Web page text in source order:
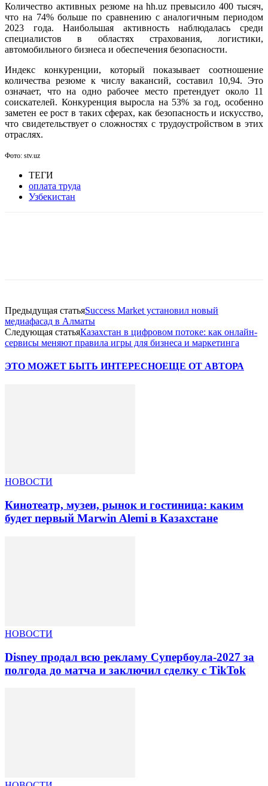
Количество активных резюме на hh.uz превысило 400 тысяч,
что на 74% больше по сравнению с аналогичным периодом
2023 года. Наибольшая активность наблюдалась среди
специалистов в областях страхования, логистики,
автомобильного бизнеса и обеспечения безопасности.
Индекс конкуренции, который показывает соотношение
количества резюме к числу вакансий, составил 10,94. Это
означает, что на одно рабочее место претендует около 11
соискателей. Конкуренция выросла на 53% за год, особенно
заметен ее рост в таких сферах, как безопасность и искусство,
что свидетельствует о сложностях с трудоустройством в этих
отраслях.
Фото: stv.uz
ТЕГИ
оплата труда
Узбекистан
Предыдущая статьяSuccess Market установил новый
медиафасад в Алматы
Следующая статьяКазахстан в цифровом потоке: как онлайн-
сервисы меняют правила игры для бизнеса и маркетинга
ЭТО МОЖЕТ БЫТЬ ИНТЕРЕСНОЕЩЕ ОТ АВТОРА
НОВОСТИ
Кинотеатр, музеи, рынок и гостиница: каким
будет первый Marwin Alemi в Казахстане
НОВОСТИ
Disney продал всю рекламу Супербоула-2027 за
полгода до матча и заключил сделку с TikTok